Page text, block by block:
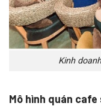
Kinh
Mô hình quán cafe